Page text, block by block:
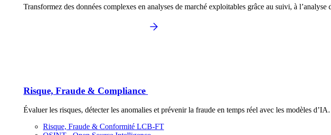
Transformez des données complexes en analyses de marché exploitables grâce au suivi, à
Risque, Fraude & Compliance
Évaluer les risques, détecter les anomalies et prévenir la fraude en temps réel avec les modèles d’IA.
Risque, Fraude & Conformité LCB-FT